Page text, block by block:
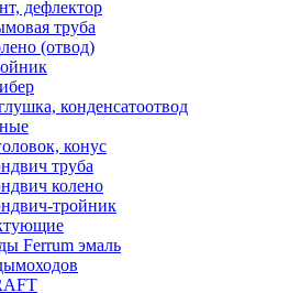
дефлектор
труба
(отвод)
конденсатоотвод
конус
труба
колено
тройник
Ferrum эмаль